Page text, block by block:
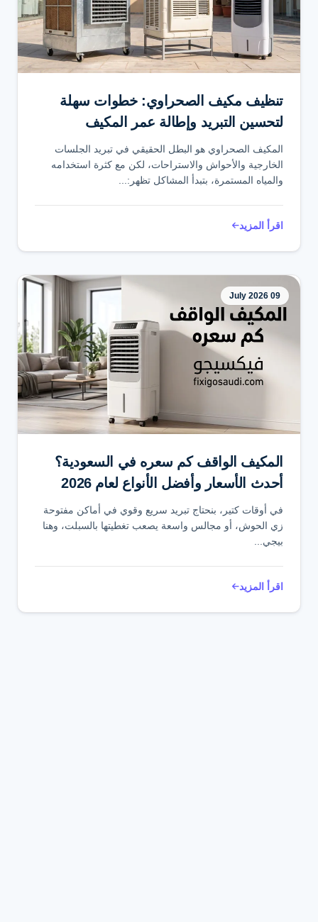
تنظيف مكيف الصحراوي: خطوات سهلة
لتحسين التبريد وإطالة عمر المكيف
المكيف الصحراوي هو البطل الحقيقي في تبريد الجلسات
الخارجية والأحواش والاستراحات، لكن مع كثرة استخدامه
والمياه المستمرة، بتبدأ المشاكل تظهر:...
اقرأ المزيد
09 July 2026
المكيف الواقف كم سعره في السعودية؟
أحدث الأسعار وأفضل الأنواع لعام 2026
في أوقات كتير، بنحتاج تبريد سريع وقوي في أماكن مفتوحة
زي الحوش، أو مجالس واسعة يصعب تغطيتها بالسبلت، وهنا
بيجي...
اقرأ المزيد